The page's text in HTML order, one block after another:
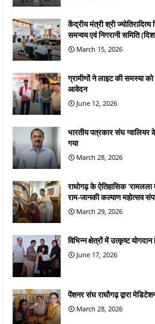
केंद्रीय मंत्री श्री
समन्वय एवं निगरानी समिति
March 15, 2026
ग्रामीणों ने लाइट की समस्या
आवेदन
June 12, 2026
भारतीय पत्रकार संघ ग्वालियर
गया
March 28, 2026
राघोगढ़ के ऐतिहासिक 'रामलला
राम-जानकी कल्याण महोत्सव
March 29, 2026
विभिन्न क्षेत्रों में उत्कृष्ट
June 17, 2026
पेंशनर संघ राघौगढ़ द्वारा
March 28, 2026